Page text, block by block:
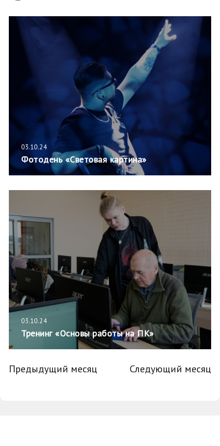
03.10.24
Фотодень «Световая картина»
03.10.24
Тренинг «Основы работы на ПК»
Предыдущий месяц Следующий месяц